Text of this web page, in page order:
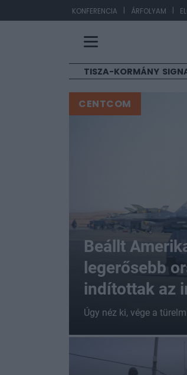
KONFERENCIA | ÁRFOLYAM |
TISZA-KORMÁNY
CENTCOM
Beállt
legerősebb
indítottak az
Úgy néz ki, vége a